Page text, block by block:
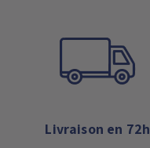
Livraison en 72h